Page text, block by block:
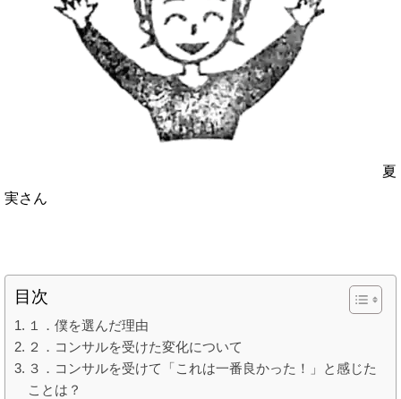
夏
実さん
目次
１．僕を選んだ理由
２．コンサルを受けた変化について
３．コンサルを受けて「これは一番良かった！」と感じた
ことは？